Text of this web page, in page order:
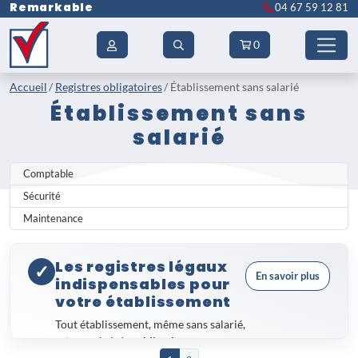
Remarkable 04 67 59 12 81
0
Accueil Registres obligatoires Établissement sans salarié
Établissement sans
salarié
Comptable
Sécurité
Maintenance
✓ Les registres légaux
indispensables pour
votre établissement
Tout établissement, même sans salarié,
est soumis à des
obligations
En savoir plus